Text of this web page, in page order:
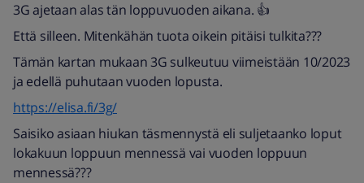
3G ajetaan alas tän loppuvuoden aikana. 👍
Että silleen. Mitenkähän tuota oikein pitäisi tulkita???
Tämän kartan mukaan 3G sulkeutuu viimeistään 10/2023
ja edellä puhutaan vuoden lopusta.
https://elisa.fi/3g/
Saisiko asiaan hiukan täsmennystä eli suljetaanko loput
lokakuun loppuun mennessä vai vuoden loppuun
mennessä???